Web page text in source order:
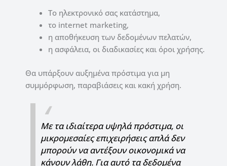
Το ηλεκτρονικό σας κατάστημα,
το internet marketing,
η αποθήκευση των δεδομένων πελατών,
η ασφάλεια, οι διαδικασίες και όροι χρήσης.
Θα υπάρξουν αυξημένα πρόστιμα για μη
συμμόρφωση, παραβιάσεις και κακή χρήση.
Με τα ιδιαίτερα υψηλά πρόστιμα, οι
μικρομεσαίες επιχειρήσεις απλά δεν
μπορούν να αντέξουν οικονομικά να
κάνουν λάθη. Για αυτό τα δεδομένα